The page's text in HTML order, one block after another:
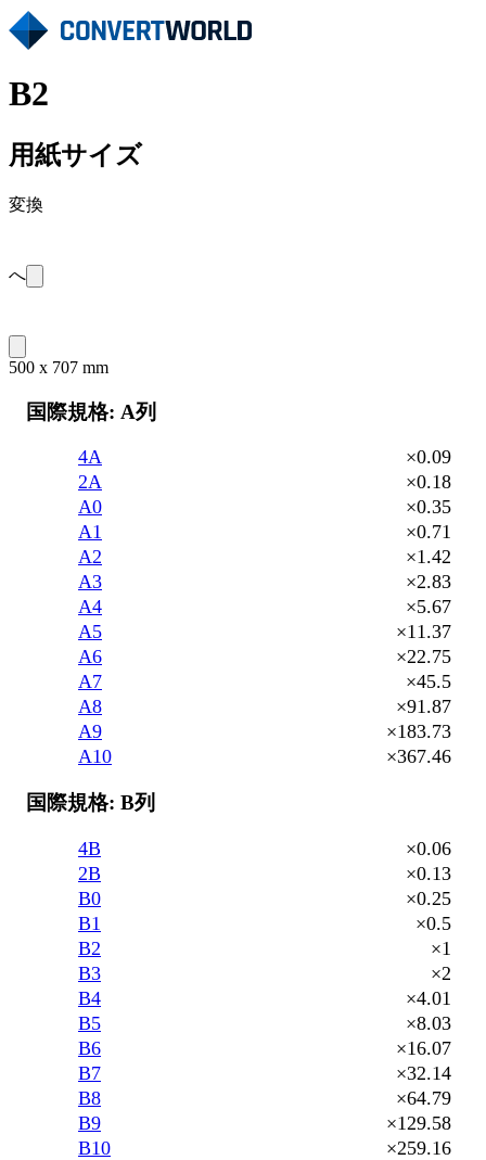
B2
用紙サイズ
変換
へ
500 x 707 mm
国際規格: A列
4A
×0.09
2A
×0.18
A0
×0.35
A1
×0.71
A2
×1.42
A3
×2.83
A4
×5.67
A5
×11.37
A6
×22.75
A7
×45.5
A8
×91.87
A9
×183.73
A10
×367.46
国際規格: B列
4B
×0.06
2B
×0.13
B0
×0.25
B1
×0.5
B2
×1
B3
×2
B4
×4.01
B5
×8.03
B6
×16.07
B7
×32.14
B8
×64.79
B9
×129.58
B10
×259.16